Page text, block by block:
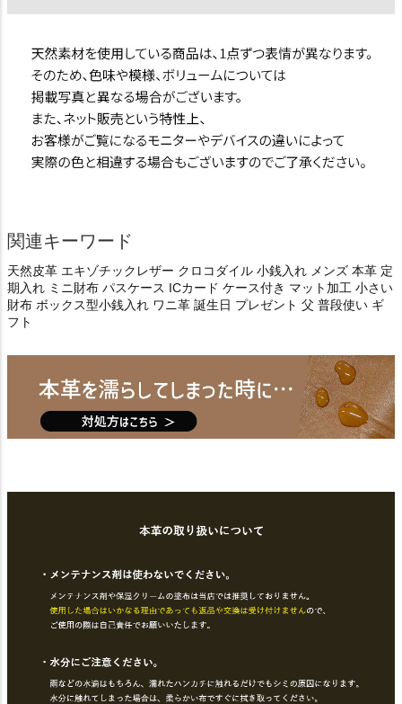
関連キーワード
天然皮革 エキゾチックレザー クロコダイル 小銭入れ メンズ 本革 定
期入れ ミニ財布 パスケース ICカード ケース付き マット加工 小さい
財布 ボックス型小銭入れ ワニ革 誕生日 プレゼント 父 普段使い ギ
フト